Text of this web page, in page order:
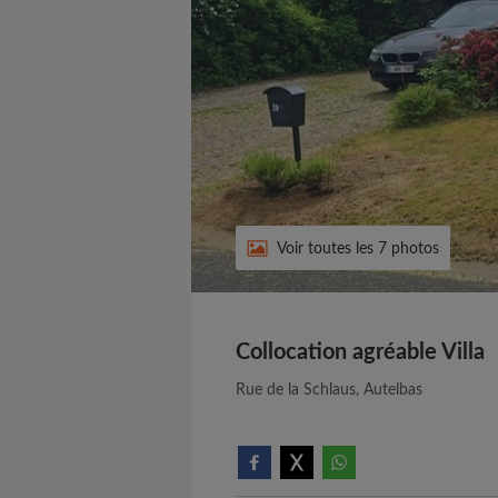
Voir toutes les 7 photos
Collocation agréable Villa
Rue de la Schlaus, Autelbas